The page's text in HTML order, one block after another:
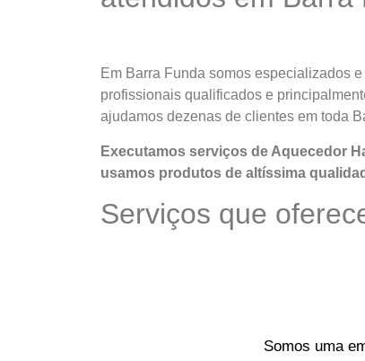
Em Barra Funda somos especializados
profissionais qualificados e
ajudamos dezenas de clientes em toda
Executamos serviços de Aquecedor
usamos produtos de altíssima
Serviços que
Somos uma